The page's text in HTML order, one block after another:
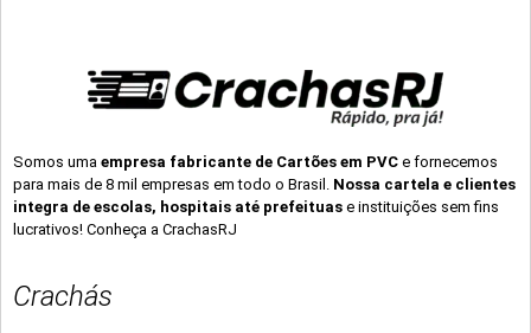
Somos uma empresa fabricante de Cartões em PVC e fornecemos
para mais de 8 mil empresas em todo o Brasil. Nossa cartela e clientes
integra de escolas, hospitais até prefeituas e instituições sem fins
lucrativos! Conheça a CrachasRJ
Crachás